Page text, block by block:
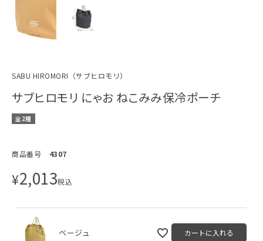
SABU HIROMORI（サブヒロモリ）
サブヒロモリ にゃお ねこみみ保冷ポーチ
全2種
商品番号 4307
¥2,013税込
ベージュ カートに入れる